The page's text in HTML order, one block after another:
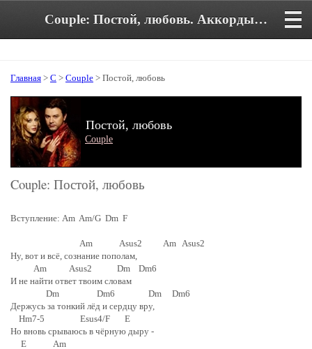
Couple: Постой, любовь. Аккорды и текст песни
Главная > C > Couple > Постой, любовь
Постой, любовь
Couple
Couple: Постой, любовь
Вступление: Am Am/G Dm F
Am Asus2 Am Asus2
Ну, вот и всё, сознание пополам,
Am Asus2 Dm Dm6
И не найти ответ твоим словам
Dm Dm6 Dm Dm6
Держусь за тонкий лёд и сердцу вру,
Hm7-5 Esus4/F E
Но вновь срываюсь в чёрную дыру -
E Am